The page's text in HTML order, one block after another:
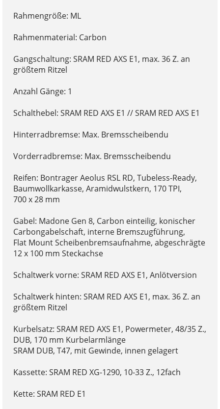
Rahmengröße: ML
Rahmenmaterial: Carbon
Gangschaltung: SRAM RED AXS E1, max. 36 Z. an
größtem Ritzel
Anzahl Gänge: 1
Schalthebel: SRAM RED AXS E1 // SRAM RED AXS E1
Hinterradbremse: Max. Bremsscheibendu
Vorderradbremse: Max. Bremsscheibendu
Reifen: Bontrager Aeolus RSL RD, Tubeless-Ready,
Baumwollkarkasse, Aramidwulstkern, 170 TPI,
700 x 28 mm
Gabel: Madone Gen 8, Carbon einteilig, konischer
Carbongabelschaft, interne Bremszugführung,
Flat Mount Scheibenbremsaufnahme, abgeschrägte
12 x 100 mm Steckachse
Schaltwerk vorne: SRAM RED AXS E1, Anlötversion
Schaltwerk hinten: SRAM RED AXS E1, max. 36 Z. an
größtem Ritzel
Kurbelsatz: SRAM RED AXS E1, Powermeter, 48/35 Z.,
DUB, 170 mm Kurbelarmlänge
SRAM DUB, T47, mit Gewinde, innen gelagert
Kassette: SRAM RED XG-1290, 10-33 Z., 12fach
Kette: SRAM RED E1